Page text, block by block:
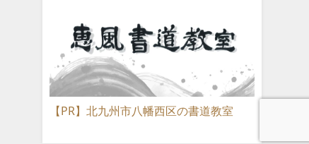
【PR】北九州市八幡西区の書道教室